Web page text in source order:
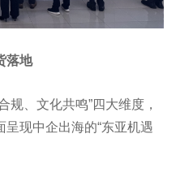
落地
规、文化共鸣”四大维度，
现中企出海的“东亚机遇